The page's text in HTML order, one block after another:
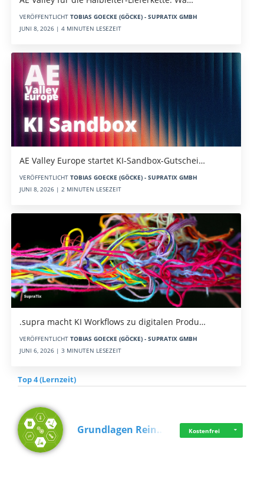
VERÖFFENTLICHT TOBIAS GOECKE (GÖCKE) - SUPRATIX GMBH
JUNI 8, 2026 | 4 MINUTEN LESEZEIT
AE Valley Europe startet KI-Sandbox-Gutschei…
VERÖFFENTLICHT TOBIAS GOECKE (GÖCKE) - SUPRATIX GMBH
JUNI 8, 2026 | 2 MINUTEN LESEZEIT
.supra macht KI Workflows zu digitalen Produ…
VERÖFFENTLICHT TOBIAS GOECKE (GÖCKE) - SUPRATIX GMBH
JUNI 6, 2026 | 3 MINUTEN LESEZEIT
Top 4 (Lernzeit)
Grundlagen Rein… Kostenfrei